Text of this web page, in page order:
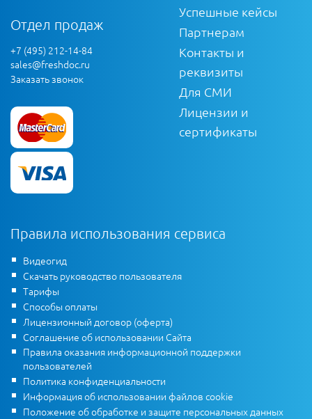
Отдел продаж
+7 (495) 212-14-84
sales@freshdoc.ru
Заказать звонок
Успешные кейсы
Партнерам
Контакты и
реквизиты
Для СМИ
Лицензии и
сертификаты
Правила использования сервиса
Видеогид
Скачать руководство пользователя
Тарифы
Способы оплаты
Лицензионный договор (оферта)
Соглашение об использовании Сайта
Правила оказания информационной поддержки
пользователей
Политика конфиденциальности
Информация об использовании файлов cookie
Положение об обработке и защите персональных данных